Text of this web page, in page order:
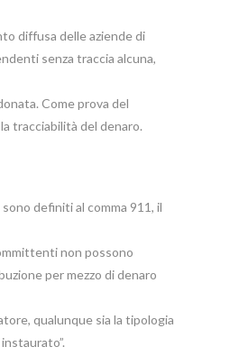
diffusa delle aziende di
senza traccia alcuna,
Come prova del
tracciabilità del denaro.
definiti al comma 911, il
non possono
per mezzo di denaro
qualunque sia la tipologia